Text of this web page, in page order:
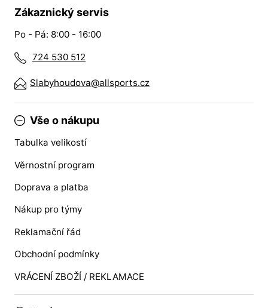
Zákaznický servis
Po - Pá: 8:00 - 16:00
724 530 512
Slabyhoudova@allsports.cz
Vše o nákupu
Tabulka velikostí
Věrnostní program
Doprava a platba
Nákup pro týmy
Reklamační řád
Obchodní podmínky
VRÁCENÍ ZBOŽÍ / REKLAMACE